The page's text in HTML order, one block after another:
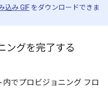
込み GIF をダウンロードできま
ングを完了する
でプロビジョニング フロ